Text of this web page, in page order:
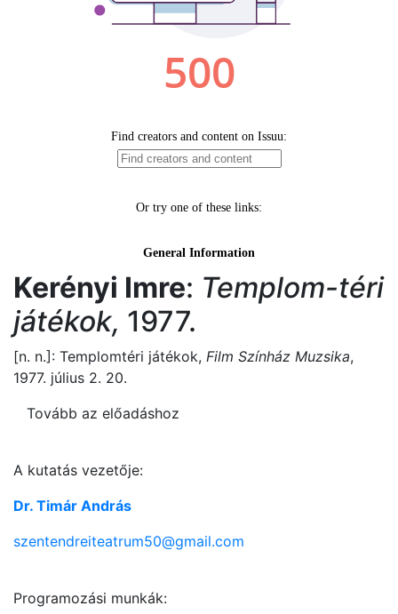
Kerényi Imre: Templom-téri
játékok, 1977.
[n. n.]: Templomtéri játékok, Film Színház Muzsika,
1977. július 2. 20.
Tovább az előadáshoz
A kutatás vezetője:
Dr. Timár András
szentendreiteatrum50@gmail.com
Programozási munkák: